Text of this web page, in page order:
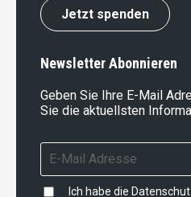
Jetzt spenden
Newsletter Abonnieren
Geben Sie Ihre E-Mail
Sie die aktuellsten
Ich habe die